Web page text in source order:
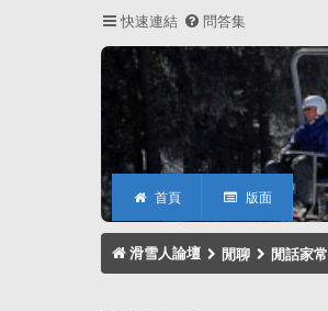
快速連結 問答集
首頁 版面
滑雪人論壇 閒聊 閒話家常